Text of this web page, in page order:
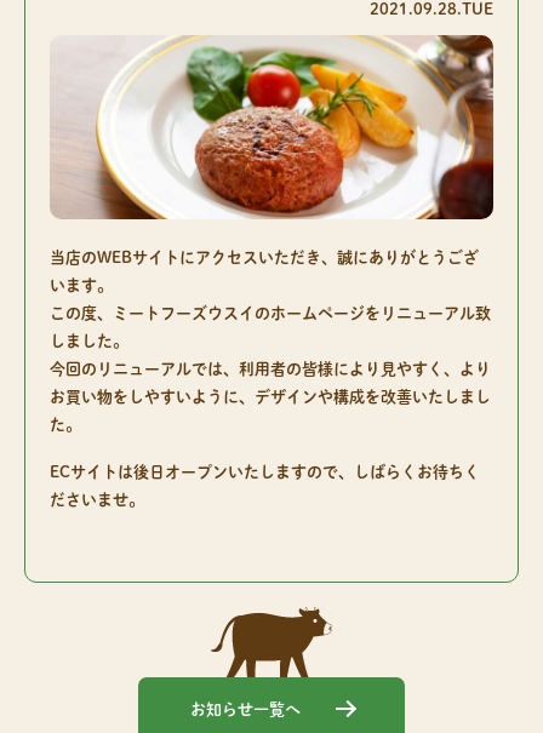
2021.09.28.TUE
当店のWEBサイトにアクセスいただき、誠にありがとうござ
います。
この度、ミートフーズウスイのホームページをリニューアル致
しました。
今回のリニューアルでは、利用者の皆様により見やすく、より
お買い物をしやすいように、デザインや構成を改善いたしまし
た。
ECサイトは後日オープンいたしますので、しばらくお待ちく
ださいませ。
お知らせ一覧へ